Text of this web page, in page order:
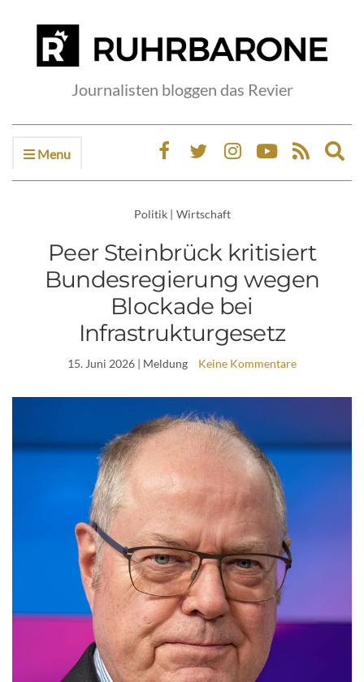
Journalisten bloggen das Revier
Menu
Politik | Wirtschaft
Peer Steinbrück kritisiert
Bundesregierung wegen
Blockade bei
Infrastrukturgesetz
15. Juni 2026 | Meldung Keine Kommentare